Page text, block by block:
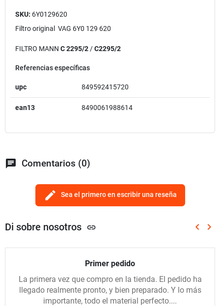
SKU: 6Y0129620
Filtro original VAG 6Y0 129 620
FILTRO MANN C 2295/2 /C2295/2
Referencias específicas
upc 849592415720
ean13 8490061988614
chat Comentarios (0)
edit Sea el primero en escribir una reseña
Di sobre nosotros link keyboard_arrow_left keyboard_arrow_right
Primer pedido
La primera vez que compro en la tienda. El pedido ha
llegado realmente pronto, y bien preparado. Y lo más
importante, todo el material perfecto....